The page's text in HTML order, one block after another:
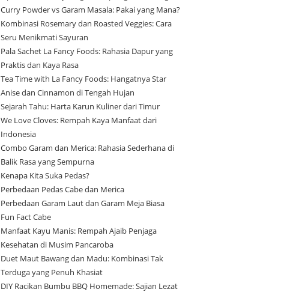
Curry Powder vs Garam Masala: Pakai yang Mana?
Kombinasi Rosemary dan Roasted Veggies: Cara
Seru Menikmati Sayuran
Pala Sachet La Fancy Foods: Rahasia Dapur yang
Praktis dan Kaya Rasa
Tea Time with La Fancy Foods: Hangatnya Star
Anise dan Cinnamon di Tengah Hujan
Sejarah Tahu: Harta Karun Kuliner dari Timur
We Love Cloves: Rempah Kaya Manfaat dari
Indonesia
Combo Garam dan Merica: Rahasia Sederhana di
Balik Rasa yang Sempurna
Kenapa Kita Suka Pedas?
Perbedaan Pedas Cabe dan Merica
Perbedaan Garam Laut dan Garam Meja Biasa
Fun Fact Cabe
Manfaat Kayu Manis: Rempah Ajaib Penjaga
Kesehatan di Musim Pancaroba
Duet Maut Bawang dan Madu: Kombinasi Tak
Terduga yang Penuh Khasiat
DIY Racikan Bumbu BBQ Homemade: Sajian Lezat